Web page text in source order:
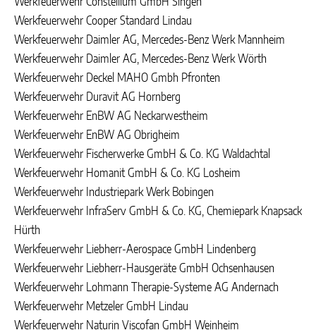
Werkfeuerwehr Cooper Standard Lindau
Werkfeuerwehr Daimler AG, Mercedes-Benz Werk Mannheim
Werkfeuerwehr Daimler AG, Mercedes-Benz Werk Wörth
Werkfeuerwehr Deckel MAHO Gmbh Pfronten
Werkfeuerwehr Duravit AG Hornberg
Werkfeuerwehr EnBW AG Neckarwestheim
Werkfeuerwehr EnBW AG Obrigheim
Werkfeuerwehr Fischerwerke GmbH & Co. KG Waldachtal
Werkfeuerwehr Homanit GmbH & Co. KG Losheim
Werkfeuerwehr Industriepark Werk Bobingen
Werkfeuerwehr InfraServ GmbH & Co. KG, Chemiepark Knapsack
Hürth
Werkfeuerwehr Liebherr-Aerospace GmbH Lindenberg
Werkfeuerwehr Liebherr-Hausgeräte GmbH Ochsenhausen
Werkfeuerwehr Lohmann Therapie-Systeme AG Andernach
Werkfeuerwehr Metzeler GmbH Lindau
Werkfeuerwehr Naturin Viscofan GmbH Weinheim